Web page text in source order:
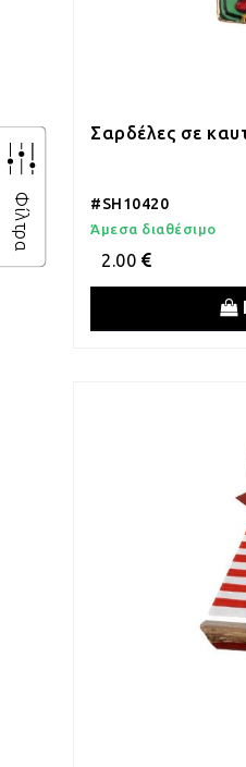
Φίλτρα
Σαρδέλες σε
#SH10420
Άμεσα διαθέσιμο
2.00